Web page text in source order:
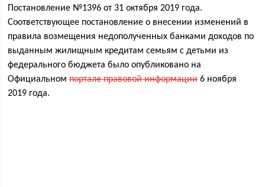
Постановление №1396 от 31 октября 2019 года.
Соответствующее постановление о внесении изменений в
правила возмещения недополученных банками доходов по
выданным жилищным кредитам семьям с детьми из
федерального бюджета было опубликовано на
Официальномпортале правовой информации6 ноября
2019 года.